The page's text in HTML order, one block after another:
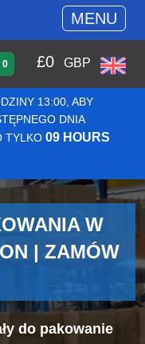
MENU
0 £0 GBP
13:00, ABY
DNIA
TYLKO 09 HOURS
W
| ZAMÓW
do pakowanie